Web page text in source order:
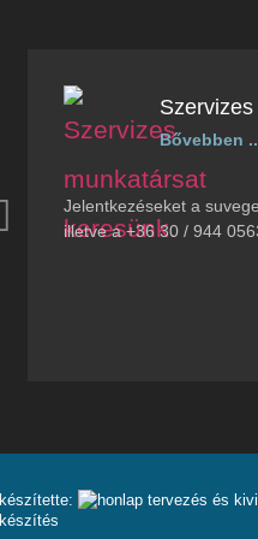
Bővebben
Jelentkezéseket a
illetve a +36 30 / 944
készítette:
készítés